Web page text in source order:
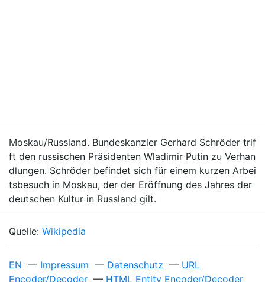
Moskau/Russland. Bundeskanzler Gerhard Schröder trif
ft den russischen Präsidenten Wladimir Putin zu Verhan
dlungen. Schröder befindet sich für einem kurzen Arbei
tsbesuch in Moskau, der der Eröffnung des Jahres der
deutschen Kultur in Russland gilt.
Quelle: Wikipedia
EN — Impressum — Datenschutz — URL
Encoder/Decoder — HTML Entity Encoder/Decoder